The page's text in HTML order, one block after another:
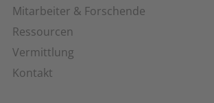
Mitarbeiter & Forschende
Ressourcen
Vermittlung
Kontakt